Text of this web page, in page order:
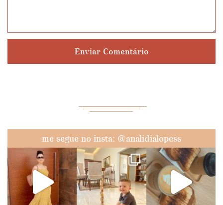
me segue no insta: @analidialopess